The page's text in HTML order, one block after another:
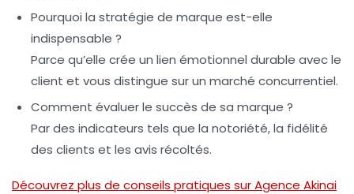
Pourquoi la stratégie de marque est-elle
indispensable ?
Parce qu’elle crée un lien émotionnel durable avec le
client et vous distingue sur un marché concurrentiel.
Comment évaluer le succès de sa marque ?
Par des indicateurs tels que la notoriété, la fidélité
des clients et les avis récoltés.
Découvrez plus de conseils pratiques sur Agence Akinai